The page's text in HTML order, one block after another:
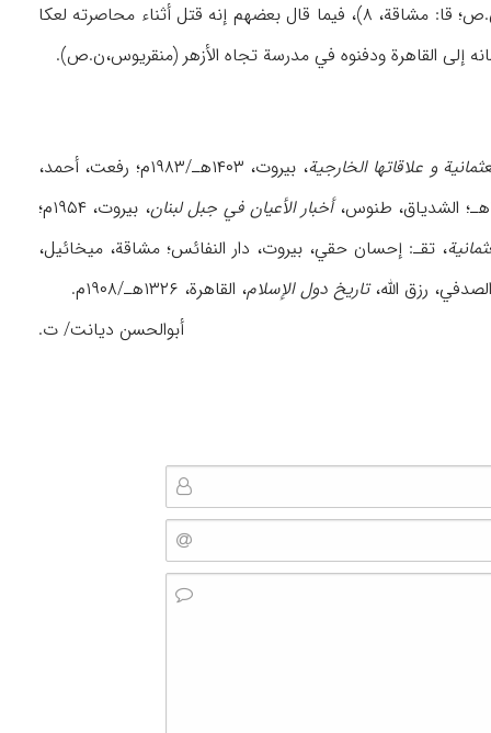
وقیل عن وفاته إن أهل عکا دسّوا إلیه السم للقسوة التي أبداها في احتلاله لهذه المدینة (سامي،ن.ص؛ قا: مشاقة، ۸)، فیما قال بعضهم إنه قتل أثناء محاصرته لعکا
و علاقاتها الخارجیة، بیروت، ۱۴۰۳هـ/۱۹۸۳م؛ رفعت، أحمد،
أخبار الأعیان في جبل لبنان
، بیروت، ۱۹۵۴م؛
، تقـ: إحسان حقي، بیروت، دار النفائس؛ مشاقة، میخائیل،
تاریخ دول الإسلام، القاهرة، ۱۳۲۶هـ/۱۹۰۸م.
أبوالحسن دیانت/ ت.